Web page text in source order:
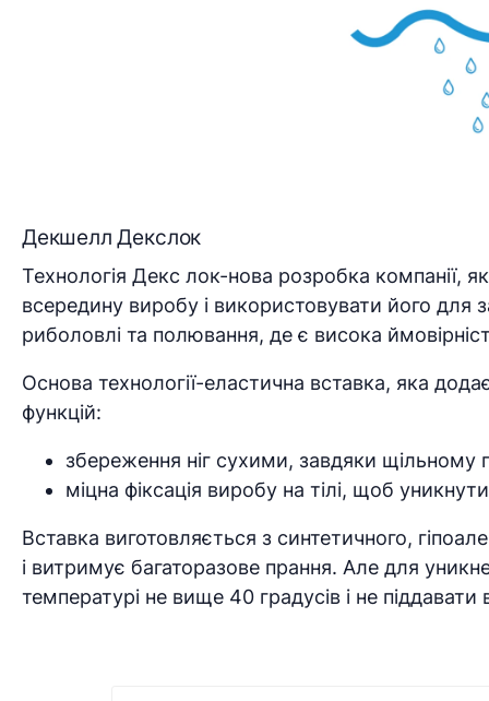
Декшелл Декслок
Технологія Декс лок-нова розробка компанії,
всередину виробу і використовувати його для
риболовлі та полювання, де є висока
Основа технології-еластична вставка, яка
функцій:
збереження ніг сухими, завдяки щільному
міцна фіксація виробу на тілі, щоб
Вставка виготовляється з синтетичного,
і витримує багаторазове прання. Але для
температурі не вище 40 градусів і не